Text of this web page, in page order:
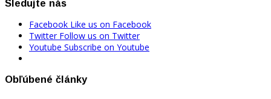
Sledujte nás
Facebook Like us on Facebook
Twitter Follow us on Twitter
Youtube Subscribe on Youtube
Obľúbené články